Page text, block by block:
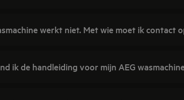
werkt niet. Met wie moet ik contact
ik de handleiding voor mijn AEG